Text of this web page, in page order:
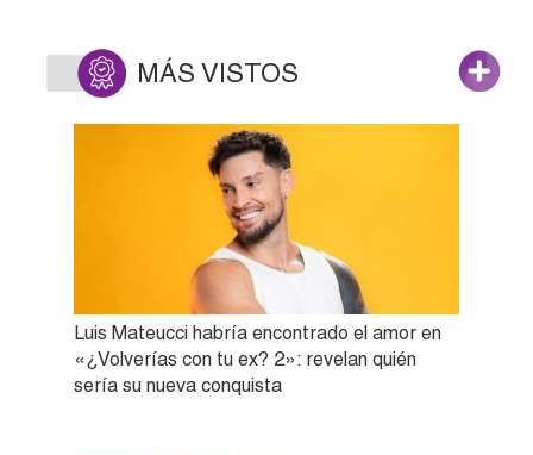
MÁS VISTOS
Luis Mateucci habría encontrado el amor en
«¿Volverías con tu ex? 2»: revelan quién
sería su nueva conquista